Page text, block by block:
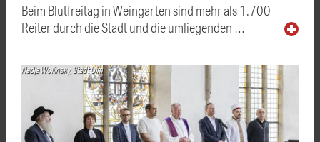
Beim Blutfreitag in Weingarten sind mehr als 1.700
Reiter durch die Stadt und die umliegenden …
Nadja Wollinsky, Stadt Ulm